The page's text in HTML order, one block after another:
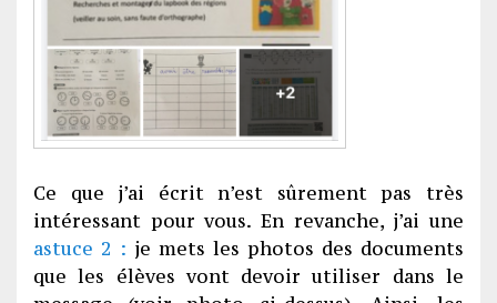
Ce que j’ai écrit n’est sûrement pas très
intéressant pour vous. En revanche, j’ai une
astuce 2 : je mets les photos des documents
que les élèves vont devoir utiliser dans le